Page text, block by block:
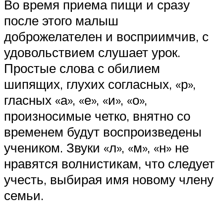
Во время приема пищи и сразу
после этого малыш
доброжелателен и восприимчив, с
удовольствием слушает урок.
Простые слова с обилием
шипящих, глухих согласных, «р»,
гласных «а», «е», «и», «о»,
произносимые четко, внятно со
временем будут воспроизведены
учеником. Звуки «л», «м», «н» не
нравятся волнистикам, что следует
учесть, выбирая имя новому члену
семьи.